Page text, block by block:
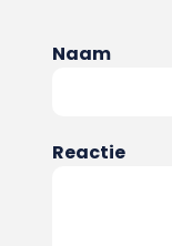
Naam
Reactie